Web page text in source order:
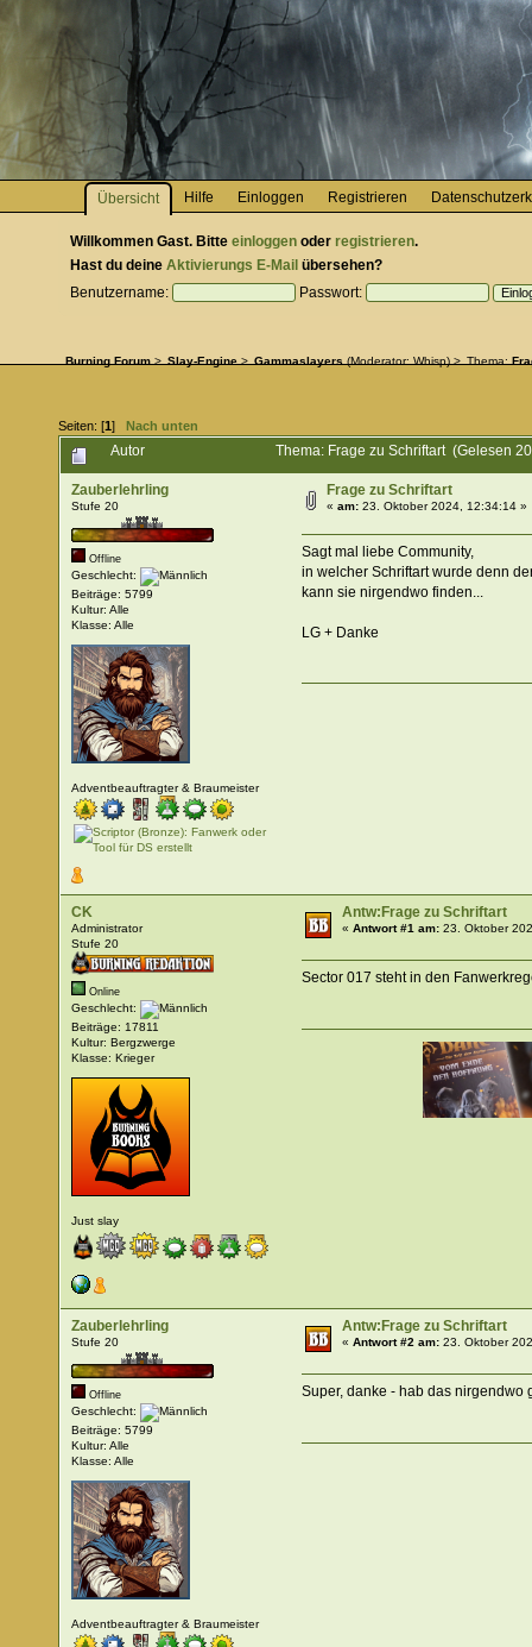
Übersicht Hilfe Einloggen Registrieren
Willkommen Gast. Bitte einloggen oder registrieren.
Hast du deine Aktivierungs E-Mail übersehen?
Benutzername:
Passwort:
Burning Forum> Slay-Engine> Gammaslayers(Moderator:Whisp) > Thema:
Seiten: [1]
Nach unten
Autor
Thema: Frage zu Schriftart (Gelesen
Zauberlehrling
Stufe 20
Offline
Geschlecht:
Beiträge: 5799
Kultur: Alle
Klasse: Alle
Adventbeauftragter & Braumeister
Frage zu Schriftart
«am: 23. Oktober 2024, 12:34:14 »
Sagt mal liebe Community,
in welcher Schriftart wurde denn
kann sie nirgendwo finden...
LG + Danke
CK
Administrator
Stufe 20
Online
Geschlecht:
Beiträge: 17811
Kultur: Bergzwerge
Klasse: Krieger
Just slay
Antw:Frage zu Schriftart
«Antwort #1 am: 23. Oktober
Sector 017 steht in den
Zauberlehrling
Stufe 20
Offline
Geschlecht:
Beiträge: 5799
Kultur: Alle
Klasse: Alle
Adventbeauftragter & Braumeister
Antw:Frage zu Schriftart
«Antwort #2 am: 23. Oktober
Super, danke - hab das nirgendwo